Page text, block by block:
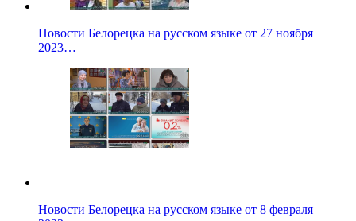
Новости Белорецка на русском языке от 27 ноября
2023…
Новости Белорецка на русском языке от 8 февраля